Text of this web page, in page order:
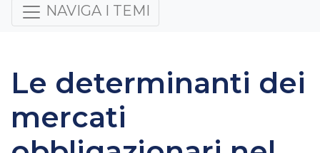
NAVIGA I TEMI
Le determinanti dei
mercati